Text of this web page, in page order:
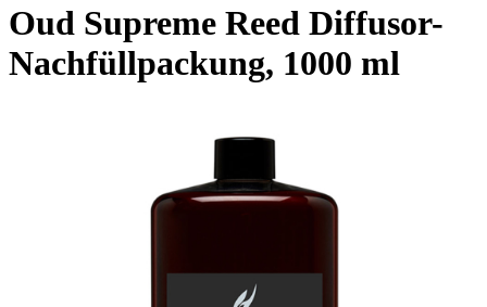
Oud Supreme Reed Diffusor-
Nachfüllpackung, 1000 ml